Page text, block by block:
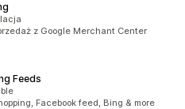
z Google Merchant Center
Feeds
Facebook feed, Bing & more